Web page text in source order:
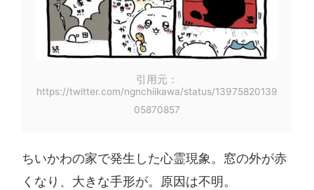
引用元：
https://twitter.com/ngnchiikawa/status/13975820139
05870857
ちいかわの家で発生した心霊現象。窓の外が赤
くなり、大きな手形が。原因は不明。